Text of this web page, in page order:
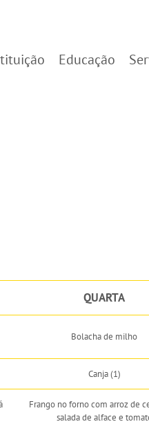
Educação
QUARTA
Bolacha de milho
Canja (1)
Frango no forno com arroz de
salada de alface e